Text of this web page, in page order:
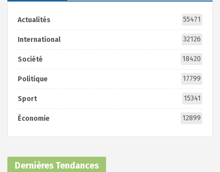
Actualités 55471
International 32126
Société 18420
Politique 17799
Sport 15341
Économie 12899
Dernières Tendances